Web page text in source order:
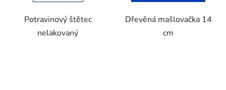
Potravinový štětec
nelakovaný
Dřevěná mašlovačka 14
cm